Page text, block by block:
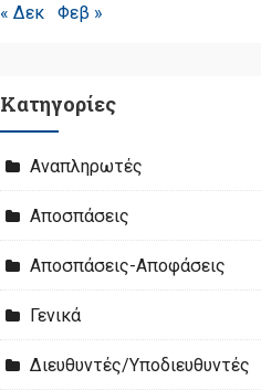
« Δεκ Φεβ »
Kατηγορίες
Αναπληρωτές
Αποσπάσεις
Αποσπάσεις-Αποφάσεις
Γενικά
Διευθυντές/Υποδιευθυντές